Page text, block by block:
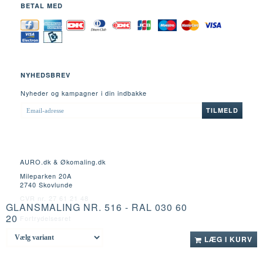
BETAL MED
NYHEDSBREV
Nyheder og kampagner i din indbakke
ADRESSE
TILMELD
AURO.dk & Økomaling.dk
Mileparken 20A
2740 Skovlunde
GLANSMALING NR. 516 - RAL 030 60
20
LÆG I KURV